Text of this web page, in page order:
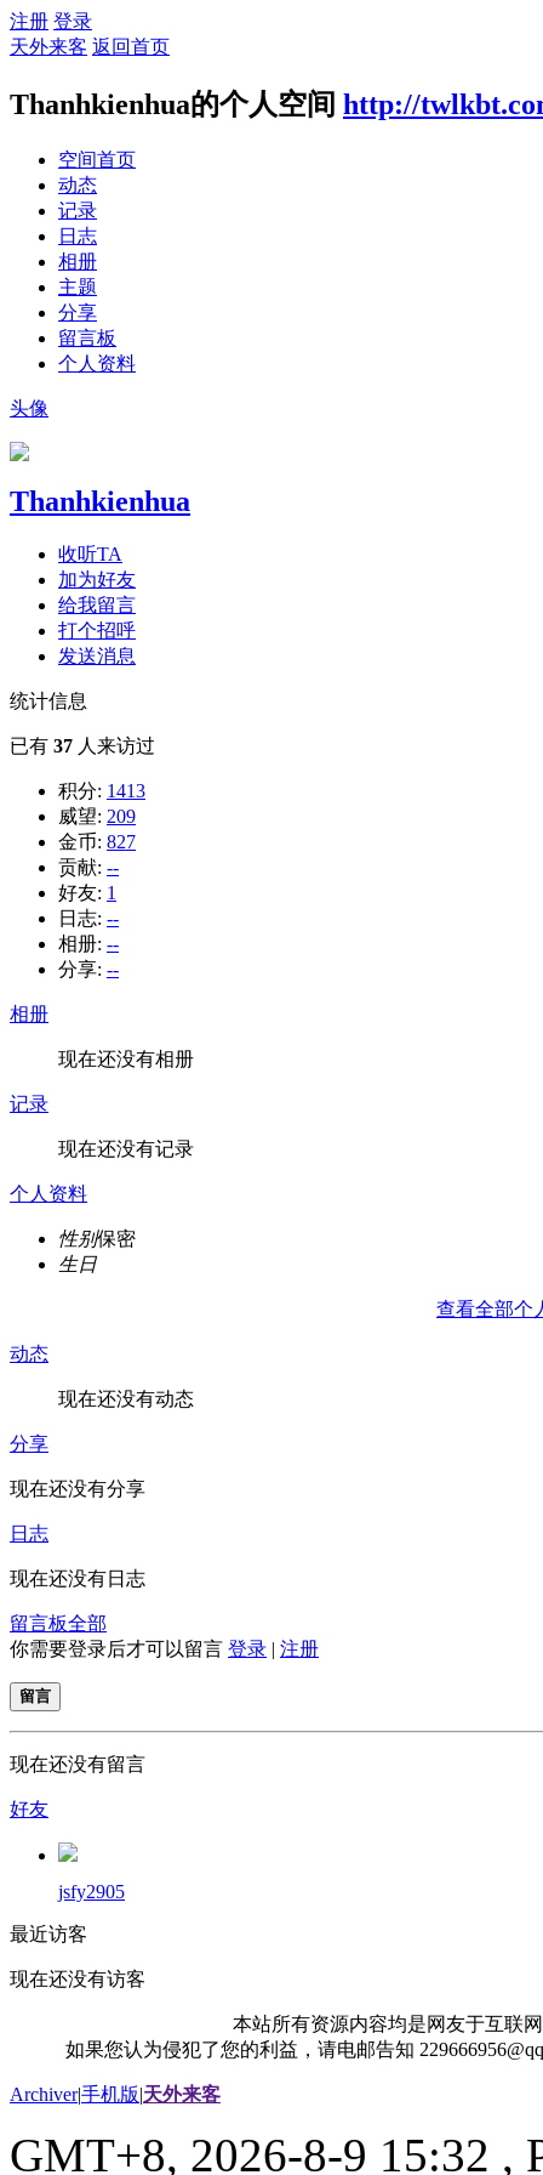
注册 登录
天外来客 返回首页
Thanhkienhua的个人空间 http://
空间首页
动态
记录
日志
相册
主题
分享
留言板
个人资料
头像
Thanhkienhua
收听TA
加为好友
给我留言
打个招呼
发送消息
统计信息
已有 37 人来访过
积分: 1413
威望: 209
金币: 827
贡献: --
好友: 1
日志: --
相册: --
分享: --
相册
现在还没有相册
记录
现在还没有记录
个人资料
性别保密
生日
查看全部个
动态
现在还没有动态
分享
现在还没有分享
日志
现在还没有日志
留言板全部
你需要登录后才可以留言 登录 | 注册
留言
现在还没有留言
好友
jsfy2905
最近访客
现在还没有访客
本站所有资源内容均是网友于互联
如果您认为侵犯了您的利益，请电邮告知
Archiver|手机版|天外来客
GMT+8, 2026-8-9 15:32 ,